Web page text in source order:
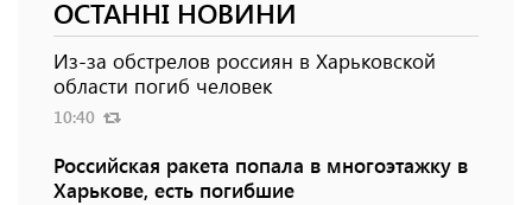
ОСТАННІ НОВИНИ
Из-за обстрелов россиян в Харьковской
области погиб человек
10:40
Российская ракета попала в многоэтажку в
Харькове, есть погибшие